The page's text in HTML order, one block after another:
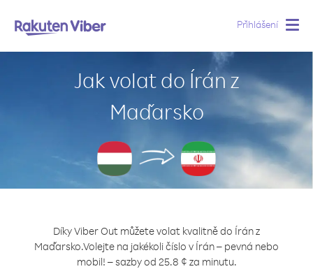
Přihlášení
Jak volat do Írán z
Maďarsko
Díky Viber Out můžete volat kvalitně do Írán z
Maďarsko.Volejte na jakékoli číslo v Írán – pevná nebo
mobil! – sazby od 25.8 ¢ za minutu.